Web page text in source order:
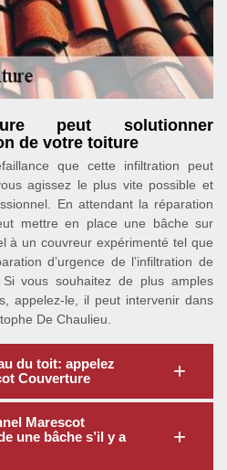
peut solutionner
de votre toiture
que cette infiltration peut
agissez le plus vite possible et
En attendant la réparation
mettre en place une bâche sur
à un couvreur expérimenté tel que
d’urgence de l’infiltration de
vous souhaitez de plus amples
appelez-le, il peut intervenir dans
De Chaulieu.
du toit: appelez
Couverture
Marescot
une bâche s’il y a